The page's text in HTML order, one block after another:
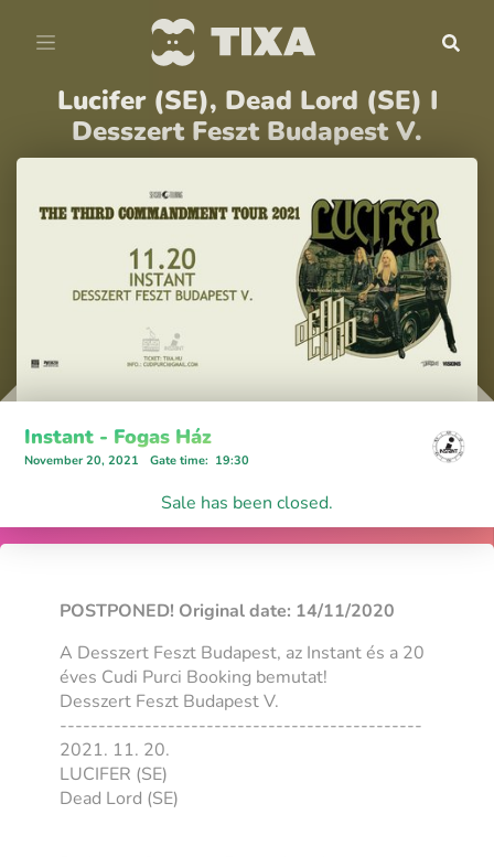
Lucifer (SE), Dead Lord (SE) I
Desszert Feszt Budapest V.
Instant - Fogas Ház
November 20, 2021 Gate time: 19:30
Sale has been closed.
POSTPONED! Original date: 14/11/2020
A Desszert Feszt Budapest, az Instant és a 20
éves Cudi Purci Booking bemutat!
Desszert Feszt Budapest V.
-----------------------------------------------
2021. 11. 20.
LUCIFER (SE)
Dead Lord (SE)